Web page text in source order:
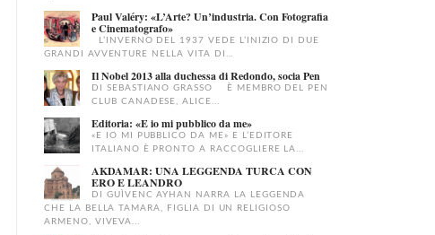
Paul Valéry: «L’Arte? Un’industria. Con Fotografia
e Cinematografo»
L’INVERNO DEL 1937 VEDE L’INIZIO DI DUE
GRANDI AVVENTURE NELLA VITA DI...
Il Nobel 2013 alla duchessa di Redondo, socia Pen
DI SEBASTIANO GRASSO È MEMBRO DEL PEN
CLUB CANADESE, ALICE...
Editoria: «E io mi pubblico da me»
«E IO MI PUBBLICO DA ME» E L’EDITORE
ITALIANO È PRONTO A RACCOGLIERE LA...
AKDAMAR: UNA LEGGENDA TURCA CON
ERO E LEANDRO
DI GUÌVENC AYHAN NARRA LA LEGGENDA
CHE LA BELLA TAMARA, FIGLIA DI UN RELIGIOSO
ARMENO, VIVEVA...